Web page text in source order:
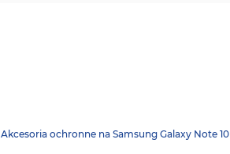
Akcesoria ochronne na Samsung Galaxy Note 10